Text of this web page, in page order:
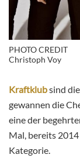
PHOTO CREDIT
Christoph Voy
Kraftklubsind
gewannen die
eine der
Mal, bereits
Kategorie.